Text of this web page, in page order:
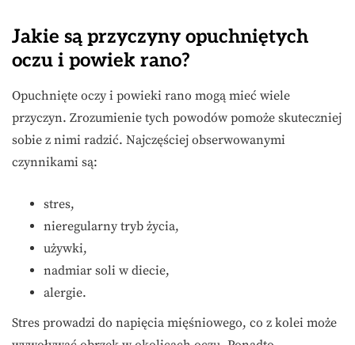
Jakie są przyczyny opuchniętych
oczu i powiek rano?
Opuchnięte oczy i powieki rano mogą mieć wiele
przyczyn. Zrozumienie tych powodów pomoże skuteczniej
sobie z nimi radzić. Najczęściej obserwowanymi
czynnikami są:
stres,
nieregularny tryb życia,
używki,
nadmiar soli w diecie,
alergie.
Stres prowadzi do napięcia mięśniowego, co z kolei może